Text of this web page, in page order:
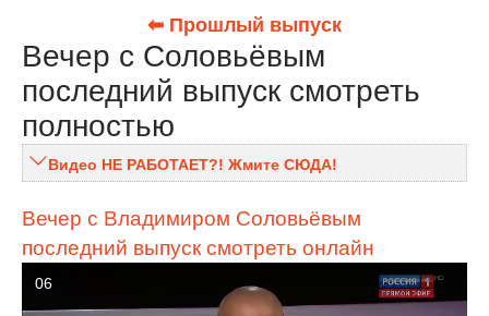
⬅ Прошлый выпуск
Вечер с Соловьёвым
последний выпуск смотреть
полностью
Видео НЕ РАБОТАЕТ?! Жмите СЮДА!
Вечер с Владимиром Соловьёвым
последний выпуск смотреть онлайн